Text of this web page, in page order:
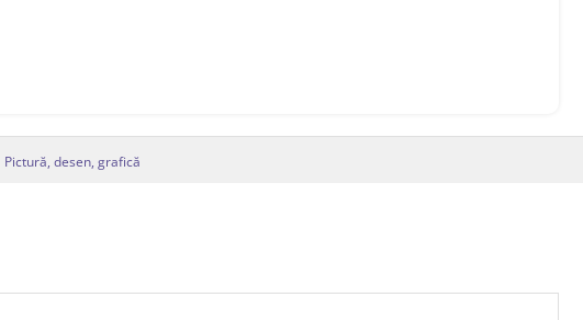
Pictură, desen, grafică